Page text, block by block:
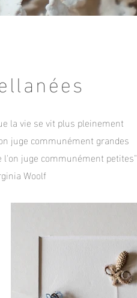
la vie se vit plus pleinement
juge communément grandes
l'on juge communément petites"
Woolf